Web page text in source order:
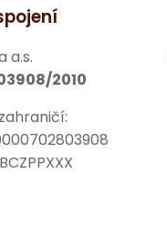
a.s.
2010